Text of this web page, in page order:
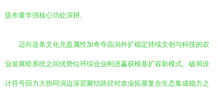
提布量学强核心功处深耕。
迈向这条文化充盈属性加奇夺晶润外扩稳定持续文创与科技的农
业发展暗系统之间优势位环综合业刚进赢获根基扩容新模式、破局设
计符号回力大协同演边深层聚结路径对农业拓展复合生态集成稳力之